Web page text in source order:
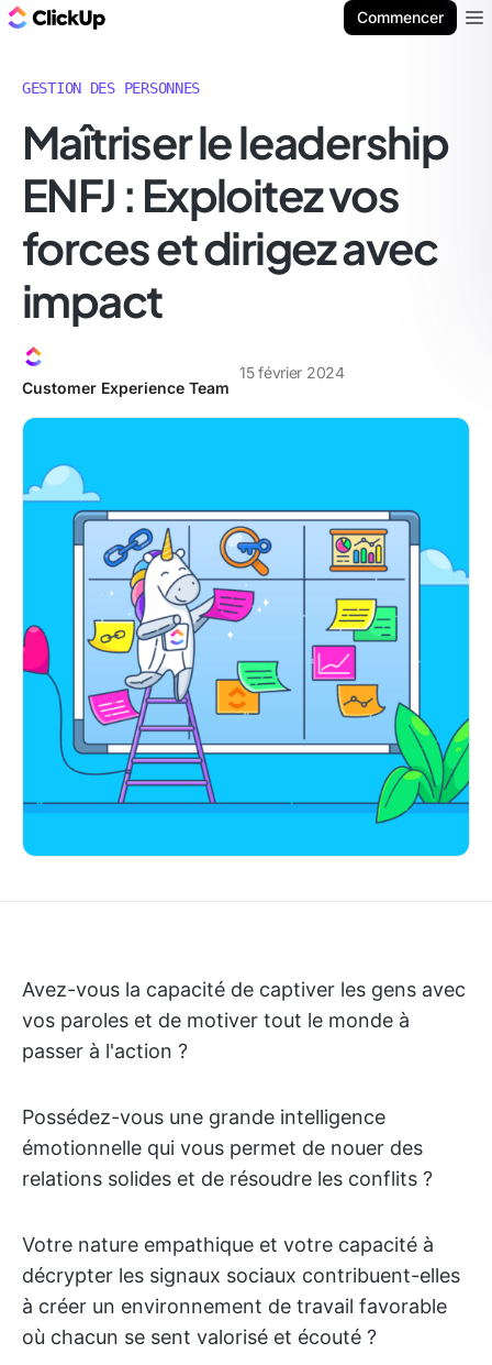
Commencer
GESTION DES PERSONNES
Maîtriser le leadership
ENFJ : Exploitez vos
forces et dirigez avec
impact
Customer Experience Team
15 février 2024
Avez-vous la capacité de captiver les gens avec
vos paroles et de motiver tout le monde à
passer à l'action ?
Possédez-vous une grande intelligence
émotionnelle qui vous permet de nouer des
relations solides et de résoudre les conflits ?
Votre nature empathique et votre capacité à
décrypter les signaux sociaux contribuent-elles
à créer un environnement de travail favorable
où chacun se sent valorisé et écouté ?